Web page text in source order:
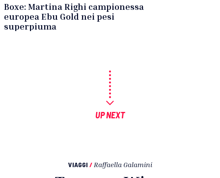
Boxe: Martina Righi campionessa
europea Ebu Gold nei pesi
superpiuma
UP NEXT
VIAGGI / Raffaella Galamini